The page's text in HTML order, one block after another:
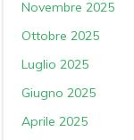
Novembre 2025
Ottobre 2025
Luglio 2025
Giugno 2025
Aprile 2025